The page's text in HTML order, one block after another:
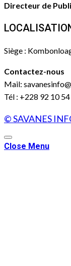
Directeur de
Siège :
Contactez-nous
Mail:
Tél : +228 92 10
© SAVANES
Close Menu